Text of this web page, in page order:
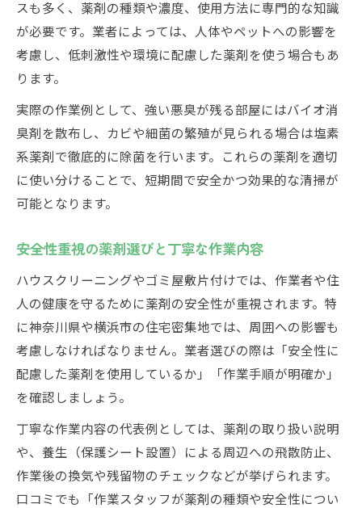
スも多く、薬剤の種類や濃度、使用方法に専門的な知識
が必要です。業者によっては、人体やペットへの影響を
考慮し、低刺激性や環境に配慮した薬剤を使う場合もあ
ります。
実際の作業例として、強い悪臭が残る部屋にはバイオ消
臭剤を散布し、カビや細菌の繁殖が見られる場合は塩素
系薬剤で徹底的に除菌を行います。これらの薬剤を適切
に使い分けることで、短期間で安全かつ効果的な清掃が
可能となります。
安全性重視の薬剤選びと丁寧な作業内容
ハウスクリーニングやゴミ屋敷片付けでは、作業者や住
人の健康を守るために薬剤の安全性が重視されます。特
に神奈川県や横浜市の住宅密集地では、周囲への影響も
考慮しなければなりません。業者選びの際は「安全性に
配慮した薬剤を使用しているか」「作業手順が明確か」
を確認しましょう。
丁寧な作業内容の代表例としては、薬剤の取り扱い説明
や、養生（保護シート設置）による周辺への飛散防止、
作業後の換気や残留物のチェックなどが挙げられます。
口コミでも「作業スタッフが薬剤の種類や安全性につい